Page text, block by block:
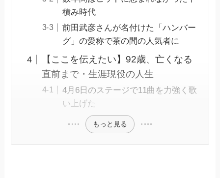
積み時代
前田武彦さんが名付けた「ハンバー
グ」の愛称で茶の間の人気者に
【ここを伝えたい】92歳、亡くなる
直前まで・生涯現役の人生
4月6日のステージで11曲を力強く歌
い上げた
もっと見る